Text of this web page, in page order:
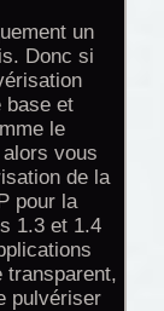
un
Donc si
base et
le
vous
de la
pour la
1.3 et 1.4
transparent,
pulvériser